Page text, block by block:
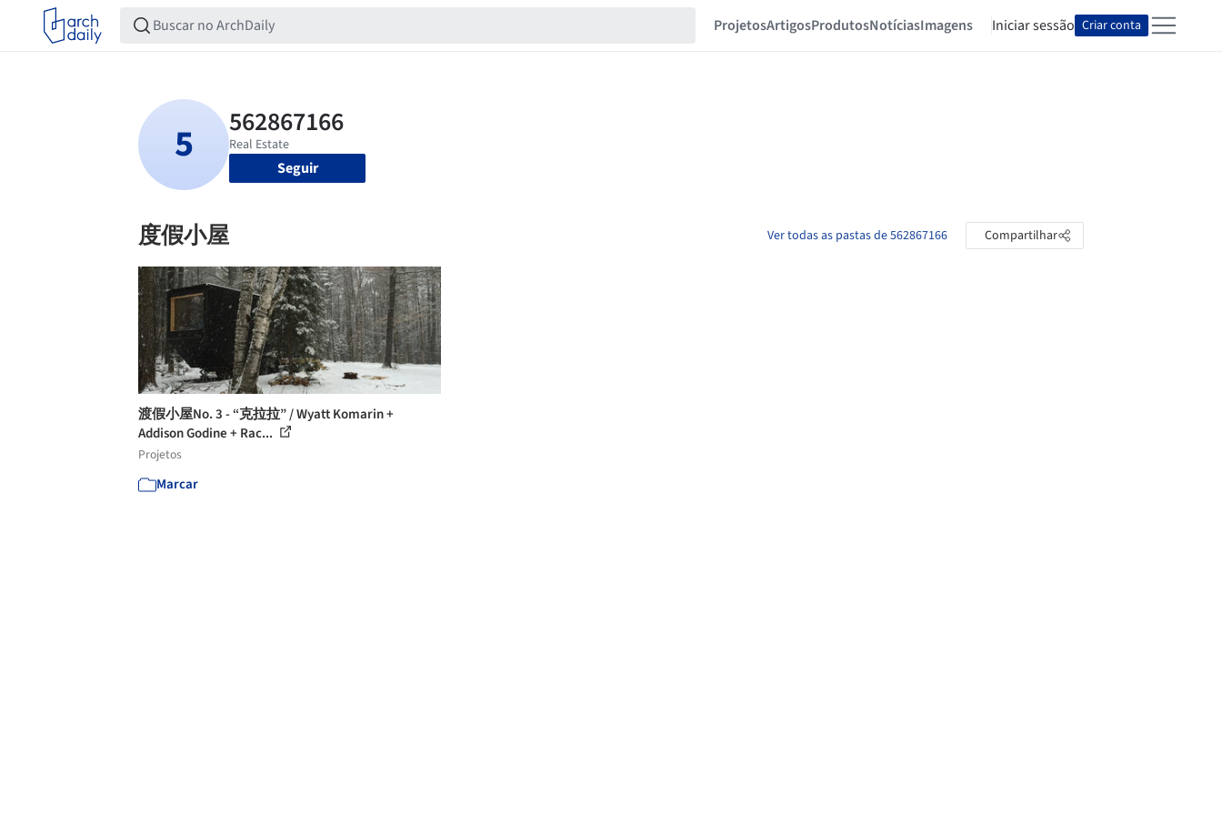
ProjetosArtigosProdutosNotíciasImagens Iniciar sessão Criar conta
Seguir
度假小屋 Ver todas as pastas de 562867166 Compartilhar
渡假小屋No. 3 - “克拉拉” / Wyatt Komarin +
Addison Godine + Rac...
Projetos
Marcar